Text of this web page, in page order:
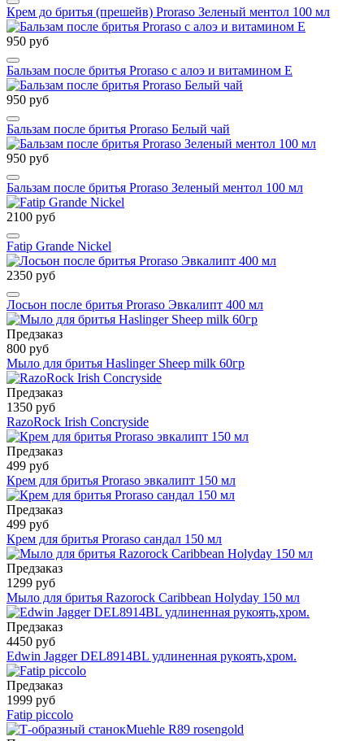
Крем до бритья (прешейв) Proraso Зеленый ментол 100 мл
950 руб
Бальзам после бритья Proraso с алоэ и витамином Е
950 руб
Бальзам после бритья Proraso Белый чай
950 руб
Бальзам после бритья Proraso Зеленый ментол 100 мл
2100 руб
Fatip Grande Nickel
2350 руб
Лосьон после бритья Proraso Эвкалипт 400 мл
Предзаказ
800 руб
Мыло для бритья Haslinger Sheep milk 60гр
Предзаказ
1350 руб
RazoRock Irish Concryside
Предзаказ
499 руб
Крем для бритья Proraso эвкалипт 150 мл
Предзаказ
499 руб
Крем для бритья Proraso сандал 150 мл
Предзаказ
1299 руб
Мыло для бритья Razorock Caribbean Holyday 150 мл
Предзаказ
4450 руб
Edwin Jagger DEL8914BL удлиненная рукоять,хром.
Предзаказ
1999 руб
Fatip piccolo